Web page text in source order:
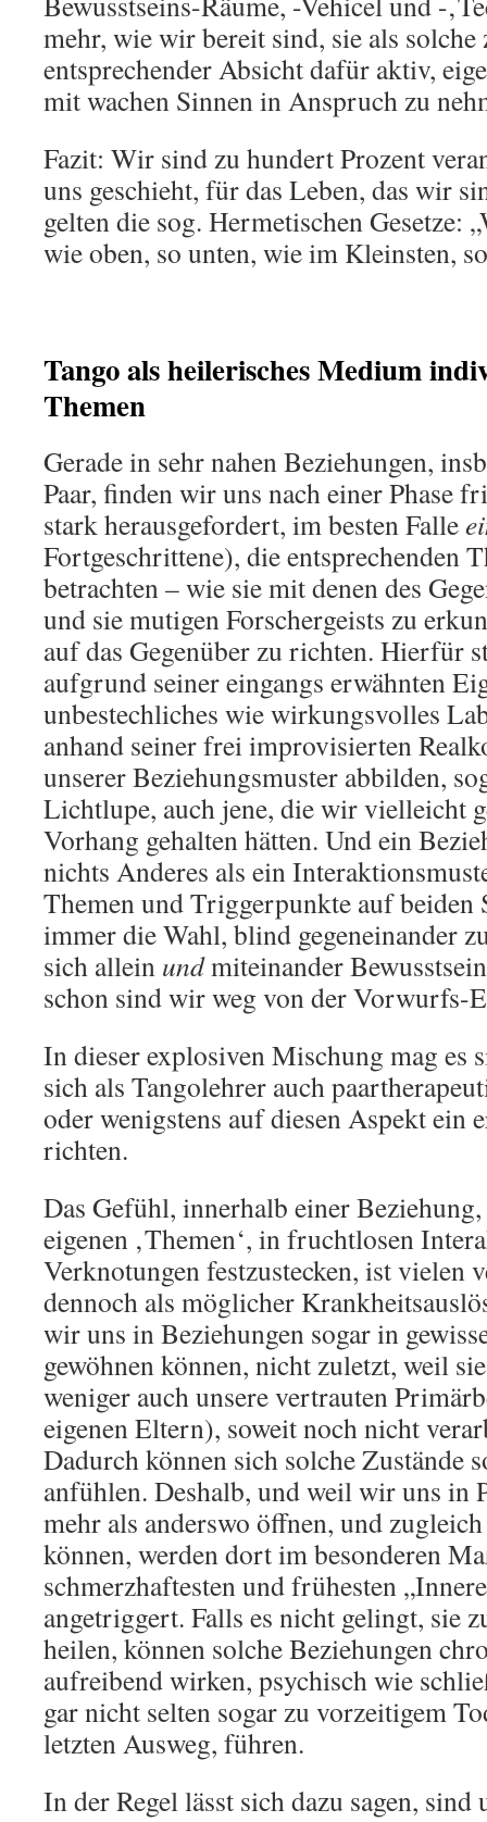
mehr, wie wir bereit sind, sie als
entsprechender Absicht dafür aktiv,
mit wachen Sinnen in Anspruch zu
Fazit: Wir sind zu hundert Prozent
uns geschieht, für das Leben, das wir
gelten die sog. Hermetischen Gesetze:
wie oben, so unten, wie im Kleinsten,
Tango als heilerisches Medium
Themen
Gerade in sehr nahen Beziehungen,
Paar, finden wir uns nach einer Phase
stark herausgefordert, im besten Falle
Fortgeschrittene), die entsprechenden
betrachten – wie sie mit denen des
und sie mutigen Forschergeists zu
auf das Gegenüber zu richten. Hierfür
aufgrund seiner eingangs erwähnten
unbestechliches wie wirkungsvolles
anhand seiner frei improvisierten
unserer Beziehungsmuster abbilden,
Lichtlupe, auch jene, die wir vielleicht
Vorhang gehalten hätten. Und ein
nichts Anderes als ein
Themen und Triggerpunkte auf beiden
immer die Wahl, blind gegeneinander
sich allein undmiteinander
schon sind wir weg von der Vorwurfs-
In dieser explosiven Mischung mag es
sich als Tangolehrer auch
oder wenigstens auf diesen Aspekt ein
richten.
Das Gefühl, innerhalb einer Beziehung,
eigenen ‚Themen‘, in fruchtlosen
Verknotungen festzustecken, ist vielen
dennoch als möglicher
wir uns in Beziehungen sogar in
gewöhnen können, nicht zuletzt, weil
weniger auch unsere vertrauten
eigenen Eltern), soweit noch nicht
Dadurch können sich solche Zustände
anfühlen. Deshalb, und weil wir uns in
mehr als anderswo öffnen, und
können, werden dort im besonderen
schmerzhaftesten und frühesten
angetriggert. Falls es nicht gelingt, sie
heilen, können solche Beziehungen
aufreibend wirken, psychisch wie
gar nicht selten sogar zu vorzeitigem
letzten Ausweg, führen.
In der Regel lässt sich dazu sagen, sind